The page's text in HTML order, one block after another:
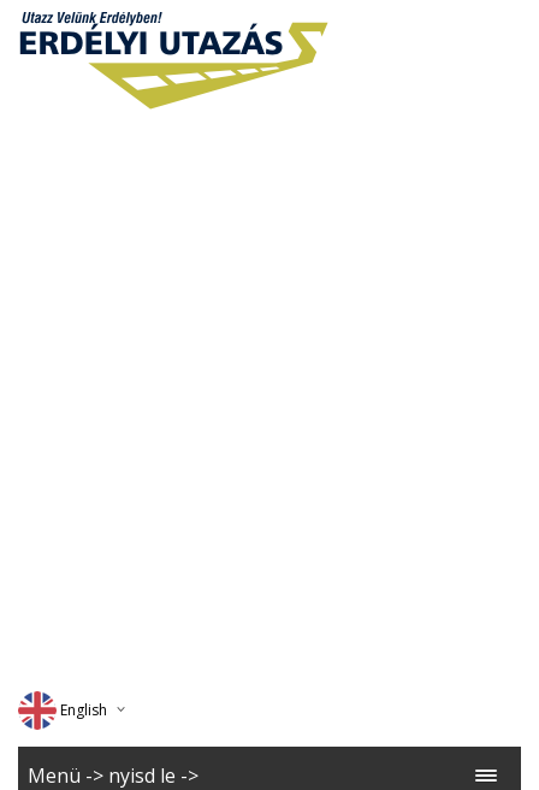
English
Deutsch
Menü -> nyisd le ->